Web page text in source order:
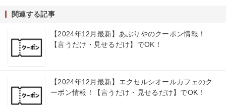
関連する記事
【2024年12月最新】あぶりやのクーポン情報！
【言うだけ・見せるだけ】でOK！
【2024年12月最新】エクセルシオールカフェのク
ーポン情報！【言うだけ・見せるだけ】でOK！